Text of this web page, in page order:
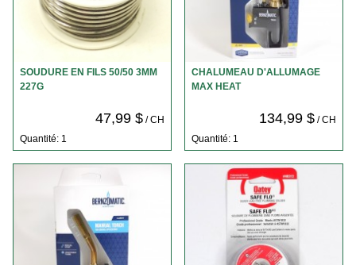
SOUDURE EN FILS 50/50 3MM
227G
47,99 $/ CH
Quantité: 1
CHALUMEAU D'ALLUMAGE
MAX HEAT
134,99 $/ CH
Quantité: 1